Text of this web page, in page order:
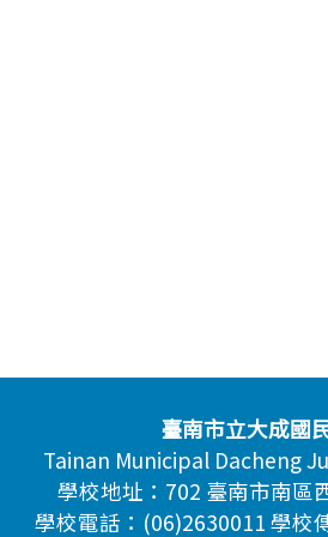
臺南市立大成國
Tainan Municipal Dacheng
學校地址：702 臺南市南區
學校電話：(06)2630011 學校